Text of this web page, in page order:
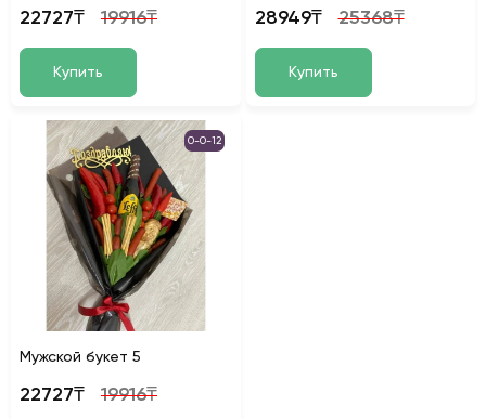
22727₸ 19916₸
Купить
28949₸ 25368₸
Купить
0-0-12
Мужской букет 5
22727₸ 19916₸